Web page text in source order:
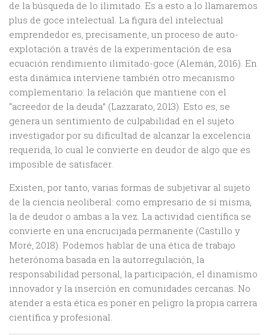
de la búsqueda de lo ilimitado. Es a esto a lo llamaremos
plus de goce intelectual. La figura del intelectual
emprendedor es, precisamente, un proceso de auto-
explotación a través de la experimentación de esa
ecuación rendimiento ilimitado-goce (Alemán, 2016). En
esta dinámica interviene también otro mecanismo
complementario: la relación que mantiene con el
“acreedor de la deuda” (Lazzarato, 2013). Esto es, se
genera un sentimiento de culpabilidad en el sujeto
investigador por su dificultad de alcanzar la excelencia
requerida, lo cual le convierte en deudor de algo que es
imposible de satisfacer.
Existen, por tanto, varias formas de subjetivar al sujeto
de la ciencia neoliberal: como empresario de sí misma,
la de deudor o ambas a la vez. La actividad científica se
convierte en una encrucijada permanente (Castillo y
Moré, 2018). Podemos hablar de una ética de trabajo
heterónoma basada en la autorregulación, la
responsabilidad personal, la participación, el dinamismo
innovador y la inserción en comunidades cercanas. No
atender a esta ética es poner en peligro la propia carrera
científica y profesional.